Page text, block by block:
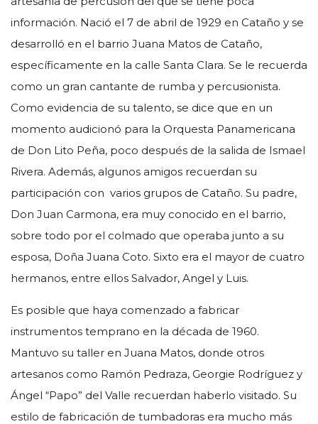
información. Nació el 7 de abril de 1929 en Cataño y se
desarrolló en el barrio Juana Matos de Cataño,
específicamente en la calle Santa Clara. Se le recuerda
como un gran cantante de rumba y percusionista.
Como evidencia de su talento, se dice que en un
momento audicionó para la Orquesta Panamericana
de Don Lito Peña, poco después de la salida de Ismael
Rivera. Además, algunos amigos recuerdan su
participación con varios grupos de Cataño. Su padre,
Don Juan Carmona, era muy conocido en el barrio,
sobre todo por el colmado que operaba junto a su
esposa, Doña Juana Coto. Sixto era el mayor de cuatro
hermanos, entre ellos Salvador, Angel y Luis.
Es posible que haya comenzado a fabricar
instrumentos temprano en la década de 1960.
Mantuvo su taller en Juana Matos, donde otros
artesanos como Ramón Pedraza, Georgie Rodríguez y
Ángel “Papo” del Valle recuerdan haberlo visitado. Su
estilo de fabricación de tumbadoras era mucho más